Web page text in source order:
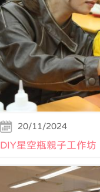
20/11/2024
DIY星空瓶親子工作坊